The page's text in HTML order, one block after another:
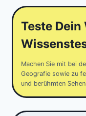
Teste Dein
Machen Sie mit bei
Geografie sowie zu
und berühmten